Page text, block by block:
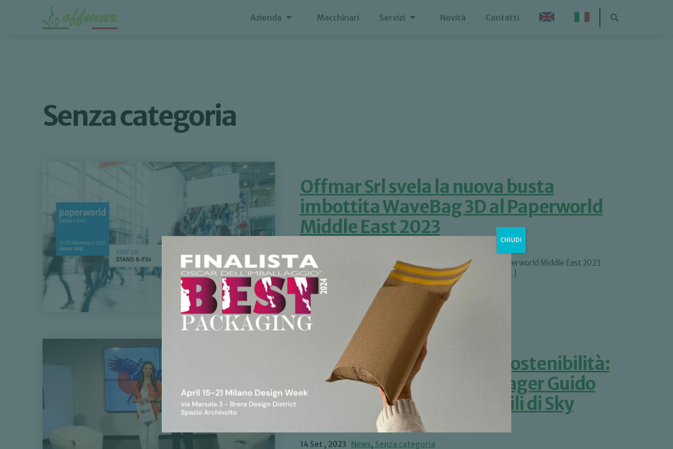
Azienda Macchinari Servizi Novità Contatti
Senza categoria
Offmar Srl svela la nuova busta
imbottita WaveBag 3D al Paperworld
Middle East 2023
Offmar Srl svela la nuova busta imbottita WaveBag 3D al Paperworld Middle East 2023
Siamo entusiasti di annunciare la partecipazione di Offmar […]
OFFMAR SRL punta sulla sostenibilità:
intervista al General Manager Guido
Matta per Imprese Possibili di Sky
Business24
14 Set , 2023 News, Senza categoria
CHIUDI